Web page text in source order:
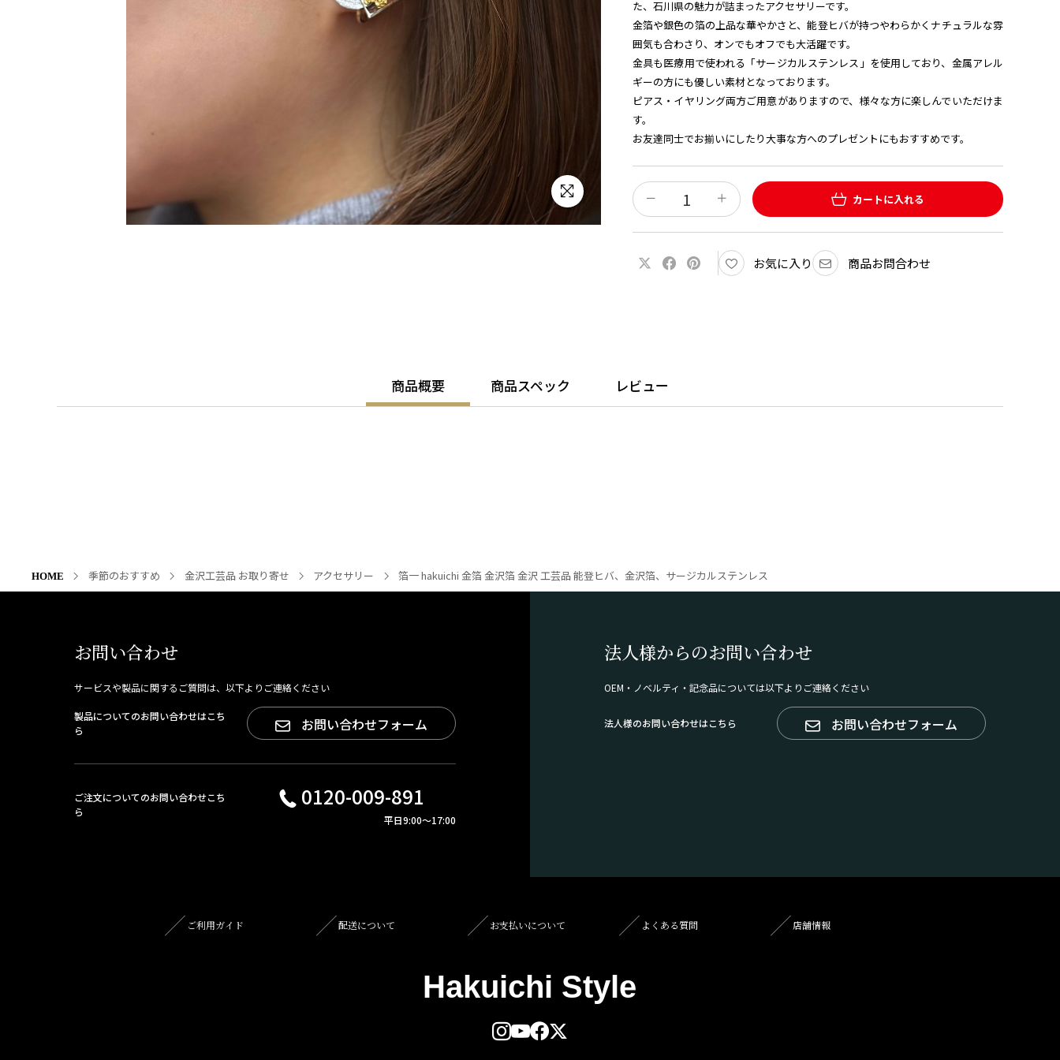
た、石川県の魅力が詰まったアクセサリーです。
金箔や銀色の箔の上品な華やかさと、能登ヒバが持つやわらかくナチュラルな雰
囲気も合わさり、オンでもオフでも大活躍です。
金具も医療用で使われる「サージカルステンレス」を使用しており、金属アレル
ギーの方にも優しい素材となっております。
ピアス・イヤリング両方ご用意がありますので、様々な方に楽しんでいただけま
す。
お友達同士でお揃いにしたり大事な方へのプレゼントにもおすすめです。
カートに入れる
お気に入り 商品お問合わせ
商品概要 商品スペック レビュー
HOME 季節のおすすめ 金沢工芸品 お取り寄せ アクセサリー 箔一 hakuichi 金箔 金沢箔 金沢 工芸品 能登ヒバ、金沢箔、サージカルステンレス
お問い合わせ
サービスや製品に関するご質問は、以下よりご連絡ください
製品についてのお問い合わせはこち
ら
お問い合わせフォーム
ご注文についてのお問い合わせこち
ら
0120-009-891
平日9:00～17:00
法人様からのお問い合わせ
OEM・ノベルティ・記念品については以下よりご連絡ください
法人様のお問い合わせはこちら お問い合わせフォーム
ご利用ガイド 配送について お支払いについて よくある質問 店舗情報